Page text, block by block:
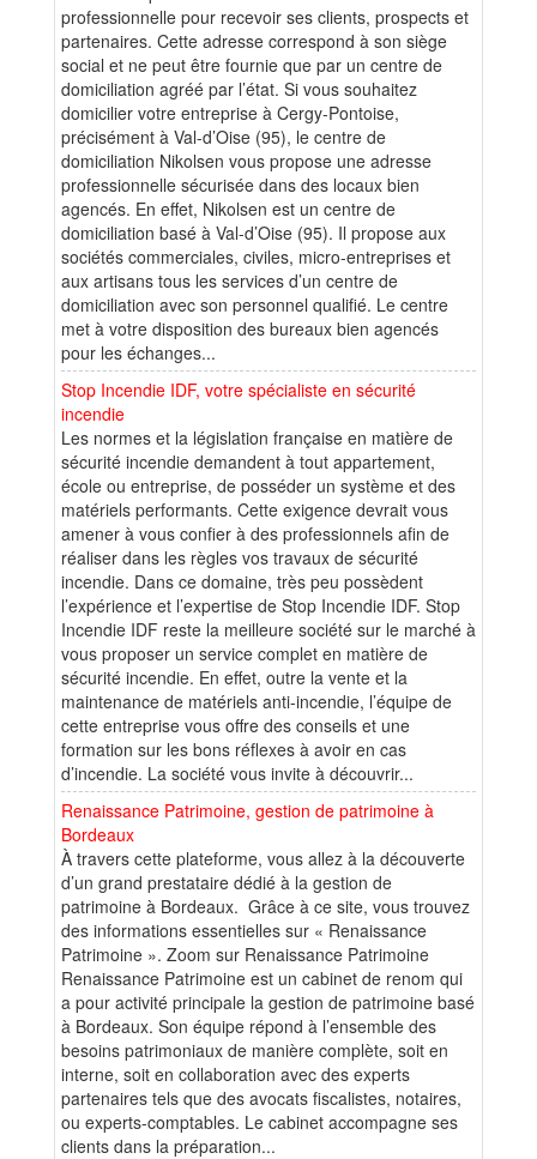
professionnelle pour recevoir ses clients, prospects et
partenaires. Cette adresse correspond à son siège
social et ne peut être fournie que par un centre de
domiciliation agréé par l’état. Si vous souhaitez
domicilier votre entreprise à Cergy-Pontoise,
précisément à Val-d’Oise (95), le centre de
domiciliation Nikolsen vous propose une adresse
professionnelle sécurisée dans des locaux bien
agencés. En effet, Nikolsen est un centre de
domiciliation basé à Val-d’Oise (95). Il propose aux
sociétés commerciales, civiles, micro-entreprises et
aux artisans tous les services d’un centre de
domiciliation avec son personnel qualifié. Le centre
met à votre disposition des bureaux bien agencés
pour les échanges...
Stop Incendie IDF, votre spécialiste en sécurité
incendie
Les normes et la législation française en matière de
sécurité incendie demandent à tout appartement,
école ou entreprise, de posséder un système et des
matériels performants. Cette exigence devrait vous
amener à vous confier à des professionnels afin de
réaliser dans les règles vos travaux de sécurité
incendie. Dans ce domaine, très peu possèdent
l’expérience et l’expertise de Stop Incendie IDF. Stop
Incendie IDF reste la meilleure société sur le marché à
vous proposer un service complet en matière de
sécurité incendie. En effet, outre la vente et la
maintenance de matériels anti-incendie, l’équipe de
cette entreprise vous offre des conseils et une
formation sur les bons réflexes à avoir en cas
d’incendie. La société vous invite à découvrir...
Renaissance Patrimoine, gestion de patrimoine à
Bordeaux
À travers cette plateforme, vous allez à la découverte
d’un grand prestataire dédié à la gestion de
patrimoine à Bordeaux. Grâce à ce site, vous trouvez
des informations essentielles sur « Renaissance
Patrimoine ». Zoom sur Renaissance Patrimoine
Renaissance Patrimoine est un cabinet de renom qui
a pour activité principale la gestion de patrimoine basé
à Bordeaux. Son équipe répond à l’ensemble des
besoins patrimoniaux de manière complète, soit en
interne, soit en collaboration avec des experts
partenaires tels que des avocats fiscalistes, notaires,
ou experts-comptables. Le cabinet accompagne ses
clients dans la préparation...